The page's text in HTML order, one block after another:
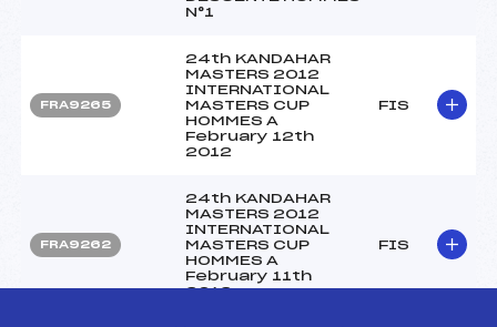
N°1
FRA9265
24th KANDAHAR
MASTERS 2012
INTERNATIONAL
MASTERS CUP
HOMMES A
February 12th
2012
FIS
FRA9262
24th KANDAHAR
MASTERS 2012
INTERNATIONAL
MASTERS CUP
HOMMES A
February 11th
2012
FIS